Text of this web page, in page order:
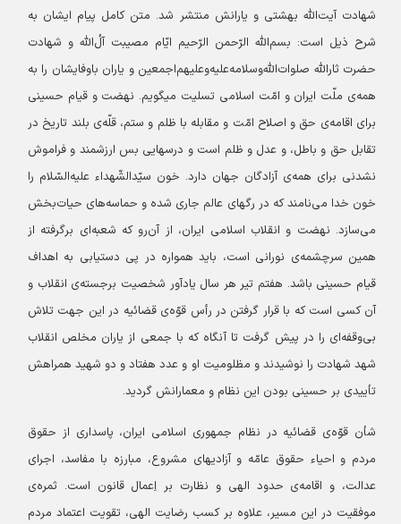
شهادت آیت‌الله بهشتی و یارانش منتشر شد.متن کامل پیام ایشان به
شرح ذیل است:بسم‌الله الرّحمن الرّحیم ایّام مصیبت آلُ‌الله و شهادت
حضرت ثارالله صلوات‌الله‌وسلامه‌علیه‌وعلیهم‌اجمعین و یاران باوفایشان را به
همه‌ی ملّت ایران و امّت اسلامی تسلیت میگویم.نهضت و قیام حسینی
برای اقامه‌ی حق و اصلاح امّت و مقابله با ظلم و ستم، قلّه‌ی بلند تاریخ در
تقابل حق و باطل، و عدل و ظلم است و درسهایی بس ارزشمند و فراموش
نشدنی برای همه‌ی آزادگان جهان دارد. خون سیّدالشّهداء علیه‌السّلام را
خون خدا می‌نامند که در رگهای عالم جاری شده و حماسه‌های حیات‌بخش
می‌سازد. نهضت و انقلاب اسلامی ایران، از آن‌رو که شعبه‌ای برگرفته از
همین سرچشمه‌ی نورانی است، باید همواره در پی دستیابی به اهداف
قیام حسینی باشد. هفتم تیر هر سال یادآور شخصیت برجسته‌ی انقلاب و
آن کسی است که با قرار گرفتن در رأس قوّه‌ی قضائیه در این جهت تلاش
بی‌وقفه‌ای را در پیش گرفت تا آنگاه که با جمعی از یاران مخلص انقلاب
شهد شهادت را نوشیدند و مظلومیت او و عدد هفتاد و دو شهید همراهش
تأییدی بر حسینی بودن این نظام و معمارانش گردید.
شأن قوّه‌ی قضائیه در نظام جمهوری اسلامی ایران، پاسداری از حقوق
مردم و احیاء حقوق عامّه و آزادیهای مشروع، مبارزه با مفاسد، اجرای
عدالت، و اقامه‌ی حدود الهی و نظارت بر اِعمال قانون است. ثمره‌ی
موفقیت در این مسیر، علاوه بر کسب رضایت الهی، تقویت اعتماد مردم